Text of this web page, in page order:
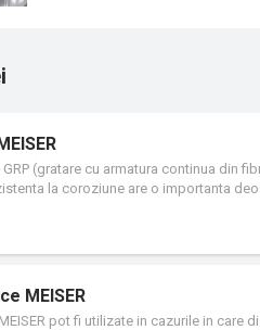
GRP (gratare cu armatura continua din
la coroziune are o importanta
MEISER
pot fi utilizate in cazurile in care